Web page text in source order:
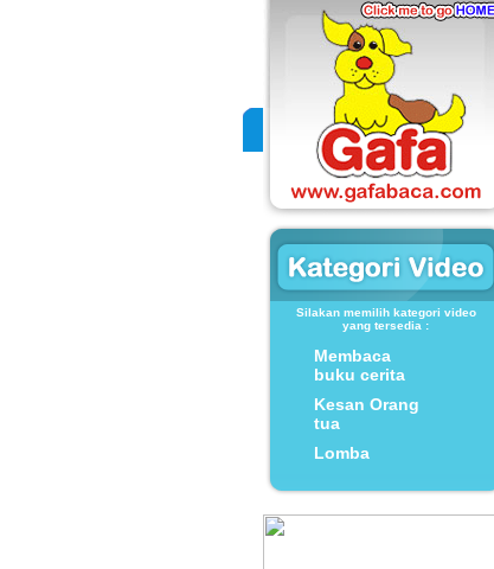
Silakan memilih kategori video
yang tersedia :
Membaca
buku cerita
Kesan Orang
tua
Lomba